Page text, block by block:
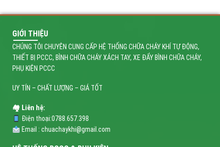
GIỚI THIỆU
CHÚNG TÔI CHUYÊN CUNG CẤP HỆ THỐNG CHỮA CHÁY KHÍ TỰ ĐỘNG,
THIẾT BỊ PCCC, BÌNH CHỮA CHÁY XÁCH TAY, XE ĐẨY BÌNH CHỮA CHÁY,
PHỤ KIỆN PCCC
UY TÍN – CHẤT LƯỢNG – GIÁ TỐT
🏘 Liên hệ:
Điện thoại:0788.657.398
Email : chuachaykhi@gmail.com